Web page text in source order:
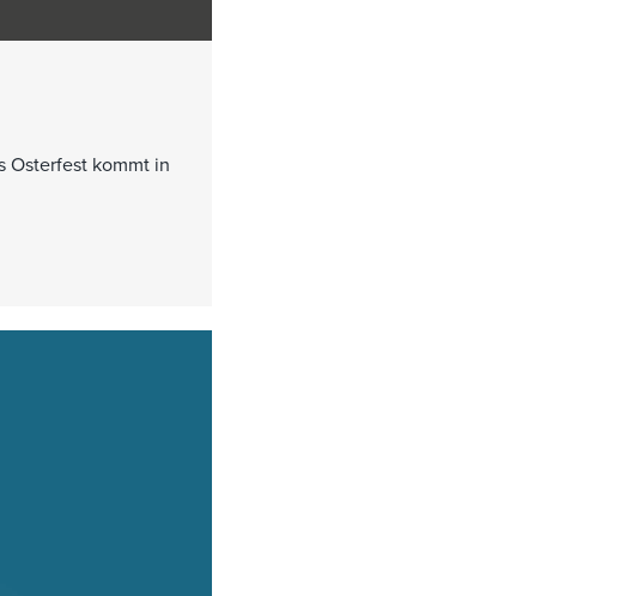
Osterfest kommt in